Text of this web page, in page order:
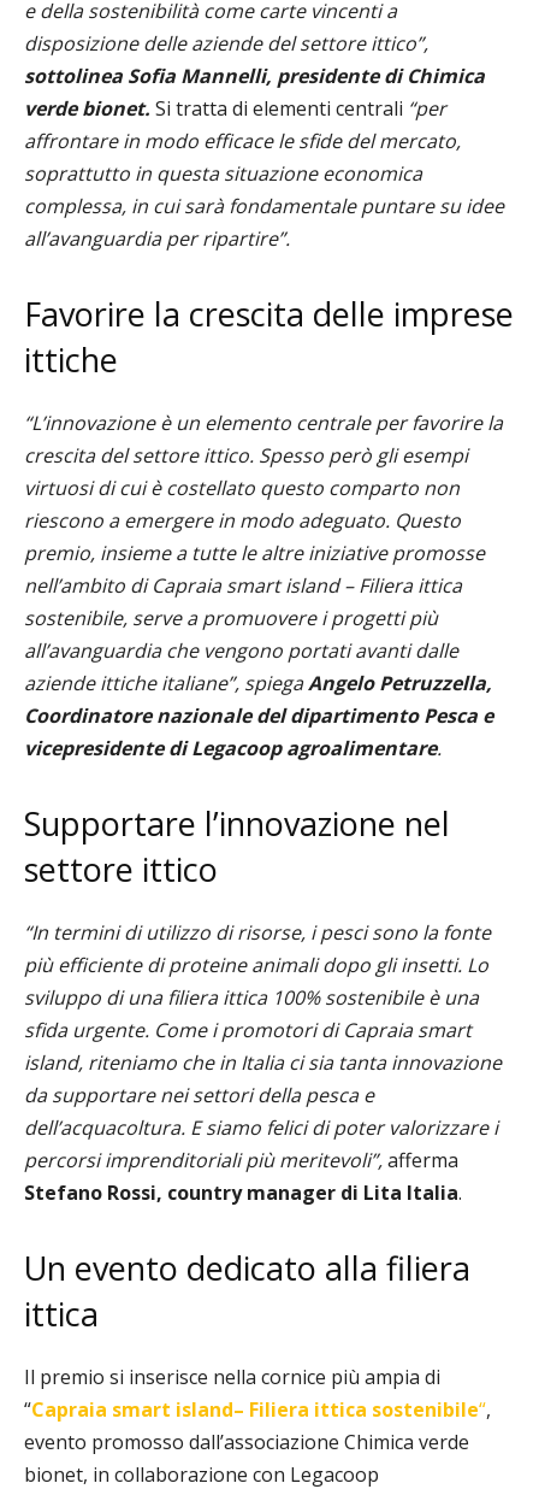
e della sostenibilità come carte vincenti a
disposizione delle aziende del settore ittico”,
sottolinea Sofia Mannelli, presidente di Chimica
verde bionet. Si tratta di elementi centrali “per
affrontare in modo efficace le sfide del mercato,
soprattutto in questa situazione economica
complessa, in cui sarà fondamentale puntare su idee
all’avanguardia per ripartire”.
Favorire la crescita delle imprese
ittiche
“L’innovazione è un elemento centrale per favorire la
crescita del settore ittico. Spesso però gli esempi
virtuosi di cui è costellato questo comparto non
riescono a emergere in modo adeguato. Questo
premio, insieme a tutte le altre iniziative promosse
nell’ambito di Capraia smart island – Filiera ittica
sostenibile, serve a promuovere i progetti più
all’avanguardia che vengono portati avanti dalle
aziende ittiche italiane”, spiegaAngelo Petruzzella,
Coordinatore nazionale del dipartimento Pesca e
vicepresidente di Legacoop agroalimentare.
Supportare l’innovazione nel
settore ittico
“In termini di utilizzo di risorse, i pesci sono la fonte
più efficiente di proteine animali dopo gli insetti. Lo
sviluppo di una filiera ittica 100% sostenibile è una
sfida urgente. Come i promotori di Capraia smart
island, riteniamo che in Italia ci sia tanta innovazione
da supportare nei settori della pesca e
dell’acquacoltura. E siamo felici di poter valorizzare i
percorsi imprenditoriali più meritevoli”,afferma
Stefano Rossi, country manager di Lita Italia.
Un evento dedicato alla filiera
ittica
Il premio si inserisce nella cornice più ampia di
“Capraia smart island– Filiera ittica sostenibile“,
evento promosso dall’associazione Chimica verde
bionet, in collaborazione con Legacoop